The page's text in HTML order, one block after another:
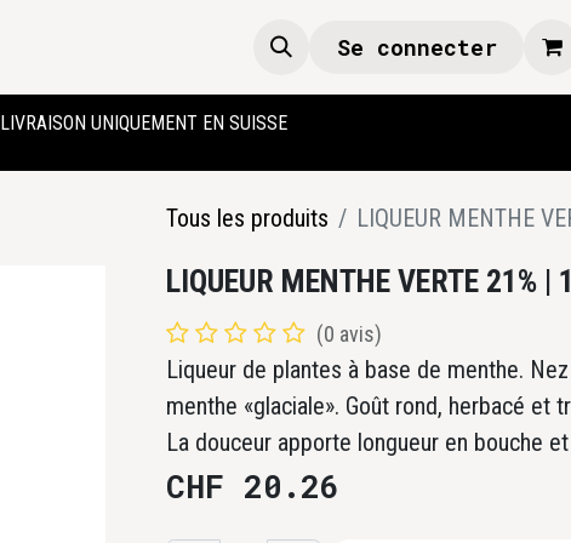
Se connecter
LIVRAISON UNIQUEMENT EN SUISSE
Tous les produits LIQUEUR MENTHE
LIQUEUR MENTHE VERTE 21% |
(0 avis)
Liqueur de plantes à base de menthe.
menthe «glaciale». Goût rond, herbacé et
La douceur apporte longueur en bouche
CHF 20.26